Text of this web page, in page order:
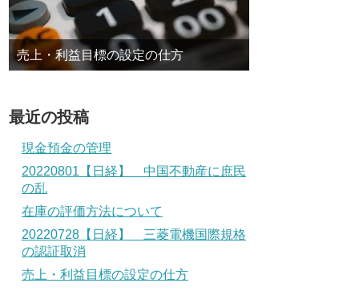
売上・利益目標の設定の仕方
最近の投稿
現金預金の管理
20220801【日経】 中国不動産に庶民
の乱
在庫の評価方法について
20220728【日経】 三菱電機国際規格
の認証取消
売上・利益目標の設定の仕方